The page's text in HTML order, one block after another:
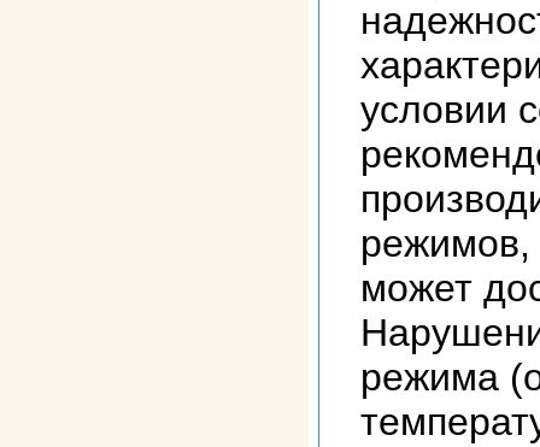
условии
может
режима